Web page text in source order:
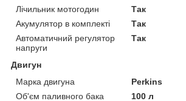
Лічильник мотогодин
Так
Акумулятор в комплекті
Так
Автоматичний регулятор
напруги
Так
Двигун
Марка двигуна
Perkins
Об'єм паливного бака
100 л